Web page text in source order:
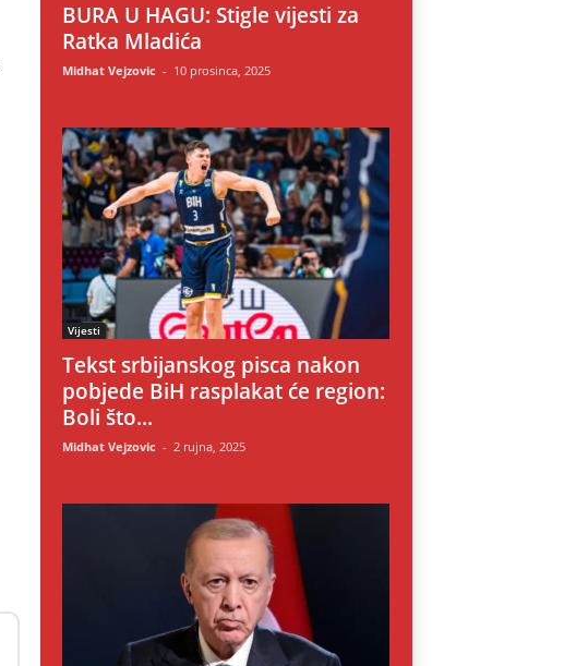
BURA U HAGU: Stigle vijesti za
Ratka Mladića
Midhat Vejzovic - 10 prosinca, 2025
Vijesti
Tekst srbijanskog pisca nakon
pobjede BiH rasplakat će region:
Boli što...
Midhat Vejzovic - 2 rujna, 2025